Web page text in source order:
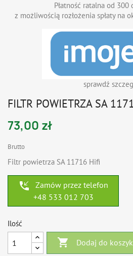
Płatność ratalna od 300
z możliwością rozłożenia spłaty na
sprawdź
FILTR POWIETRZA SA
73,00 zł
Brutto
Filtr powietrza SA 11716 Hifi
phone_callback
Zamów przez telefon
+48 533 012 703
Ilość
 Dodaj do